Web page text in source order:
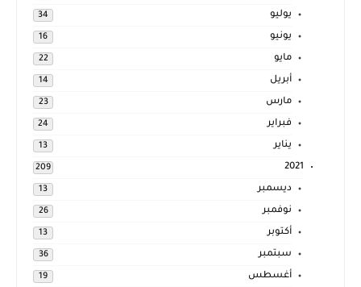
يوليو 34
يونيو 16
مايو 22
أبريل 14
مارس 23
فبراير 24
يناير 13
2021
209
ديسمبر 13
نوفمبر 26
أكتوبر 13
سبتمبر 36
أغسطس 19